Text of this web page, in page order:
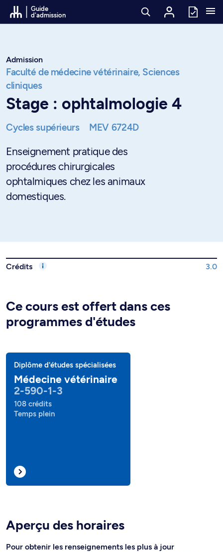
Passer au contenu
Guide
d'admission
Admission
Faculté de médecine vétérinaire, Sciences
cliniques
Stage : ophtalmologie 4
Cycles supérieurs MEV 6724D
Enseignement pratique des
procédures chirurgicales
ophtalmiques chez les animaux
domestiques.
Crédits 3.0
Ce cours est offert dans ces
programmes d'études
Diplôme d'études spécialisées
Médecine vétérinaire
2-590-1-3
108 crédits
Temps plein
Aperçu des horaires
Pour obtenir les renseignements les plus à jour